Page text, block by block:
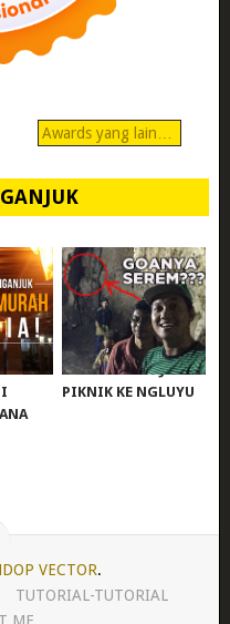
Awards yang lain…
WISATA NGANJUK:
PIKNIK KE NGLUYU
VECTOR.
TUTORIAL-TUTORIAL